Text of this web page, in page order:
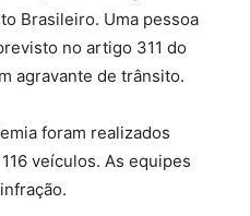
Brasileiro. Uma pessoa
no artigo 311 do
agravante de trânsito.
foram realizados
veículos. As equipes